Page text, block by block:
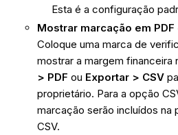
Esta é a configuração
Mostrar marcação em PDF
Coloque uma marca de
mostrar a margem financeira
> PDF ou Exportar > CSV
proprietário. Para a opção
marcação serão incluídos na
CSV.